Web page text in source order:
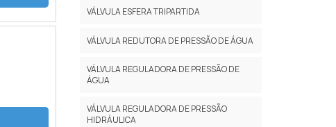
VÁLVULA ESFERA TRIPARTIDA
VÁLVULA REDUTORA DE PRESSÃO DE ÁGUA
VÁLVULA REGULADORA DE PRESSÃO DE
ÁGUA
VÁLVULA REGULADORA DE PRESSÃO
HIDRÁULICA